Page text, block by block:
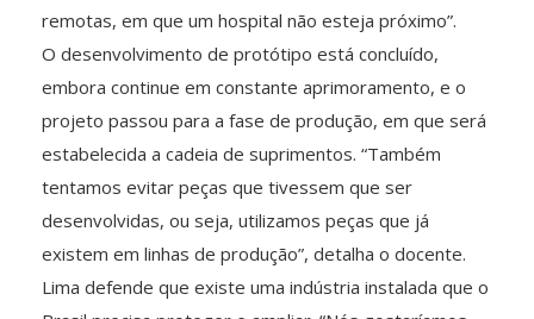
remotas, em que um hospital não esteja próximo”.
O desenvolvimento de protótipo está concluído,
embora continue em constante aprimoramento, e o
projeto passou para a fase de produção, em que será
estabelecida a cadeia de suprimentos. “Também
tentamos evitar peças que tivessem que ser
desenvolvidas, ou seja, utilizamos peças que já
existem em linhas de produção”, detalha o docente.
Lima defende que existe uma indústria instalada que o